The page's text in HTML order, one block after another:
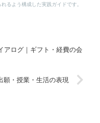
るよう構成した実践ガイドです。
アログ｜ギフト・経費の会
願・授業・生活の表現